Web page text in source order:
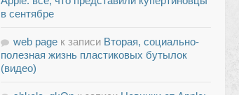
в сентябре
web page к записи Вторая, социально-
полезная жизнь пластиковых бутылок
(видео)